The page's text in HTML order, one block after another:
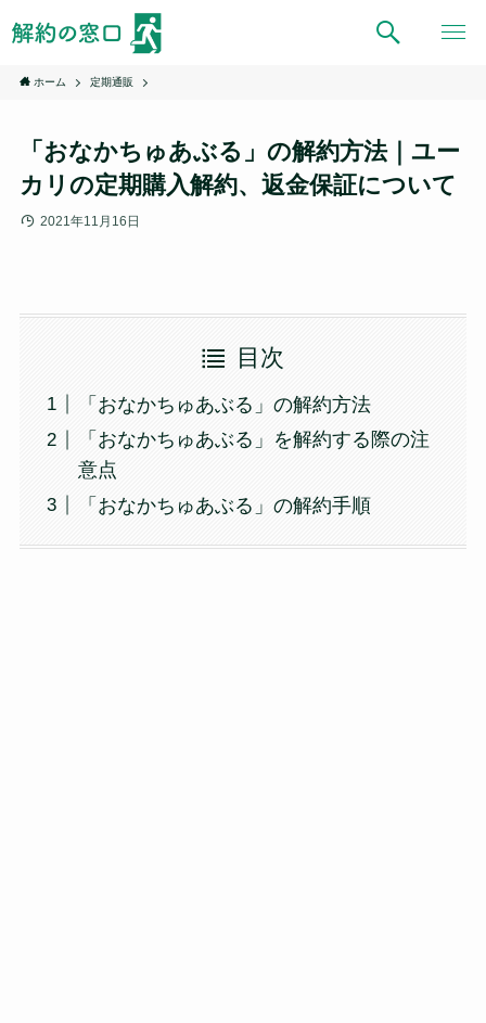
ホーム 定期通販
「おなかちゅあぶる」の解約方法｜ユー
カリの定期購入解約、返金保証について
2021年11月16日
目次
「おなかちゅあぶる」の解約方法
「おなかちゅあぶる」を解約する際の注
意点
「おなかちゅあぶる」の解約手順